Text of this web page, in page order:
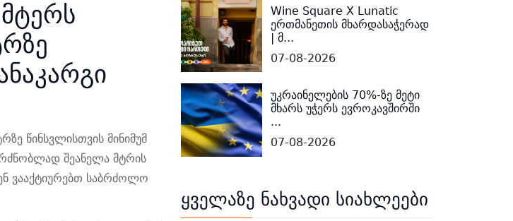
წინსვლისთვის მინიმუმ
შეანელა მტრის
ვააქტიურებთ საბრძოლო
Wine Square X Lunatic
ერთმანეთის მხარდასაჭერად
| მ...
07-08-2026
უკრაინელების 70%-ზე მეტი
მხარს უჭერს ევროკავშირში
...
07-08-2026
ყველაზე ნახვადი სიახლეები